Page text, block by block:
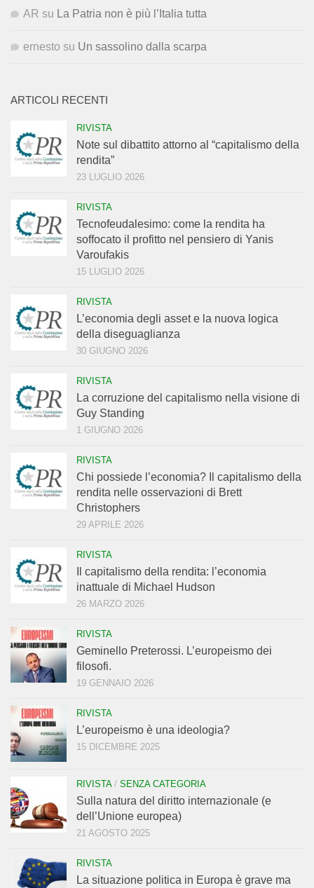
AR su La Patria non è più l’Italia tutta
ernesto su Un sassolino dalla scarpa
ARTICOLI RECENTI
RIVISTA
Note sul dibattito attorno al “capitalismo della
rendita”
23 LUGLIO 2026
RIVISTA
Tecnofeudalesimo: come la rendita ha
soffocato il profitto nel pensiero di Yanis
Varoufakis
15 LUGLIO 2026
RIVISTA
L’economia degli asset e la nuova logica
della diseguaglianza
30 GIUGNO 2026
RIVISTA
La corruzione del capitalismo nella visione di
Guy Standing
1 GIUGNO 2026
RIVISTA
Chi possiede l’economia? Il capitalismo della
rendita nelle osservazioni di Brett
Christophers
29 APRILE 2026
RIVISTA
Il capitalismo della rendita: l’economia
inattuale di Michael Hudson
26 MARZO 2026
RIVISTA
Geminello Preterossi. L’europeismo dei
filosofi.
19 GENNAIO 2026
RIVISTA
L’europeismo è una ideologia?
15 DICEMBRE 2025
RIVISTA/ SENZA CATEGORIA
Sulla natura del diritto internazionale (e
dell’Unione europea)
21 AGOSTO 2025
RIVISTA
La situazione politica in Europa è grave ma